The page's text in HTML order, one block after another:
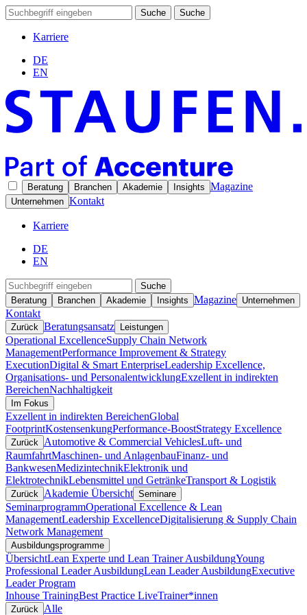
Suche Suche
Karriere
DE
EN
Beratung Branchen Akademie Insights Magazine
Unternehmen Kontakt
Karriere
DE
EN
Suche
Beratung
Branchen Akademie Insights Magazine Unternehmen
Kontakt
Zurück Beratungsansatz Leistungen
Operational ExcellenceSupply Chain Network
ManagementPerformance Improvement & Strategy
ExecutionDigital & Smart EnterpriseLeadership Excellence,
Organisations- und PersonalentwicklungExzellent in indirekten
BereichenNachhaltigkeit
Im Fokus
Exzellent in indirekten BereichenGlobal
FootprintKostensenkungPerformance-BoostStrategy Excellence
Zurück Automotive & Commercial VehiclesLuft- und
RaumfahrtMaschinen- und AnlagenbauFinanz- und
BankwesenMedizintechnikElektronik und
ElektrotechnikLebensmittel und GetränkeTransport & Logistik
Zurück Akademie Übersicht Seminare
SeminarprogrammOperational Excellence & Lean
ManagementLeadership ExcellenceDigitalisierung & Supply Chain
Network Management
Ausbildungsprogramme
ÜbersichtLean Experte und Lean Trainer AusbildungYoung
Professional Leader AusbildungLean Leader AusbildungExecutive
Leader Program
Inhouse TrainingBest Practice LiveTrainer*innen
Zurück
Alle